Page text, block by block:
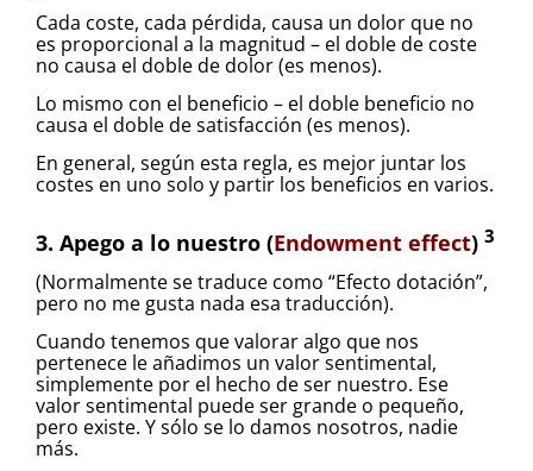
Cada coste, cada pérdida, causa un dolor que no
es proporcional a la magnitud – el doble de coste
no causa el doble de dolor (es menos).
Lo mismo con el beneficio – el doble beneficio no
causa el doble de satisfacción (es menos).
En general, según esta regla, es mejor juntar los
costes en uno solo y partir los beneficios en varios.
3. Apego a lo nuestro (Endowment effect) 3
(Normalmente se traduce como “Efecto dotación”,
pero no me gusta nada esa traducción).
Cuando tenemos que valorar algo que nos
pertenece le añadimos un valor sentimental,
simplemente por el hecho de ser nuestro. Ese
valor sentimental puede ser grande o pequeño,
pero existe. Y sólo se lo damos nosotros, nadie
más.